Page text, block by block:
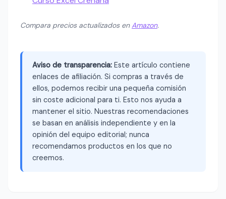
Compara precios actualizados enAmazon.
Aviso de transparencia: Este artículo contiene
enlaces de afiliación. Si compras a través de
ellos, podemos recibir una pequeña comisión
sin coste adicional para ti. Esto nos ayuda a
mantener el sitio. Nuestras recomendaciones
se basan en análisis independiente y en la
opinión del equipo editorial; nunca
recomendamos productos en los que no
creemos.